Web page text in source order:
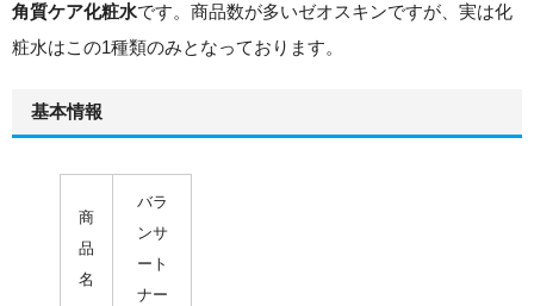
角質ケア化粧水です。 商品数が多いゼオスキンですが、実は化
粧水はこの1種類のみとなっております。
基本情報
商
品
名
バラ
ンサ
ート
ナー